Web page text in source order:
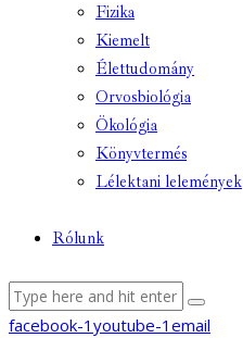
Fizika
Kiemelt
Élettudomány
Orvosbiológia
Ökológia
Könyvtermés
Lélektani lelemények
Rólunk
facebook-1 youtube-1 email